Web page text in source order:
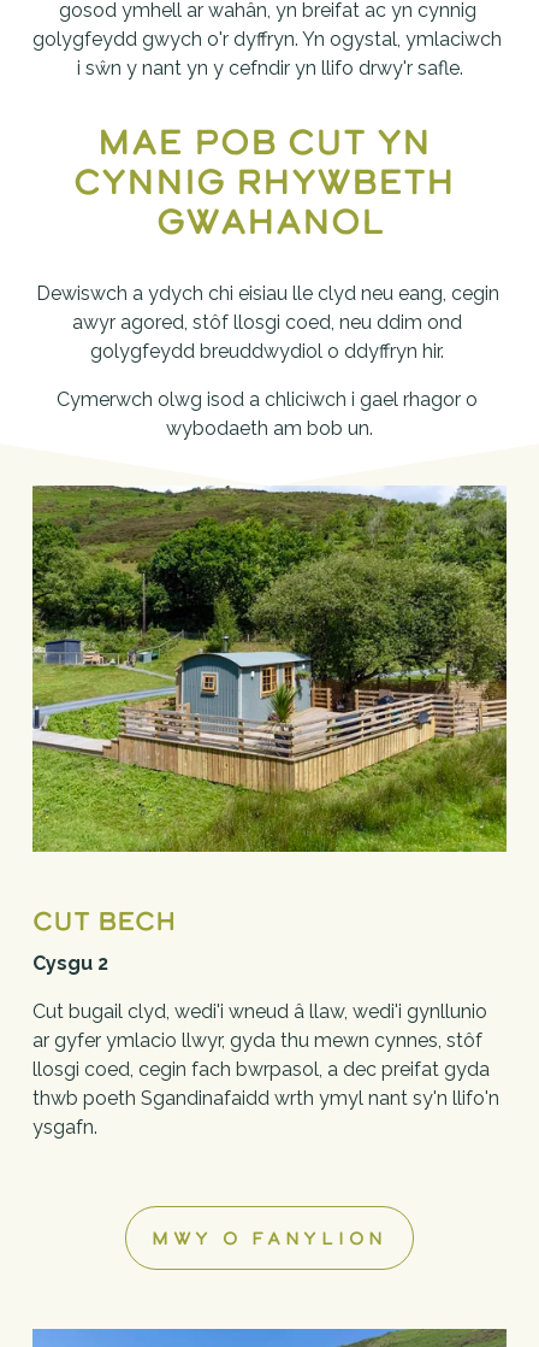
gosod ymhell ar wahân, yn breifat ac yn cynnig
golygfeydd gwych o'r dyffryn. Yn ogystal, ymlaciwch
i sŵn y nant yn y cefndir yn llifo drwy'r safle.
Mae pob cut yn
cynnig rhywbeth
gwahanol
Dewiswch a ydych chi eisiau lle clyd neu eang, cegin
awyr agored, stôf llosgi coed, neu ddim ond
golygfeydd breuddwydiol o ddyffryn hir.
Cymerwch olwg isod a chliciwch i gael rhagor o
wybodaeth am bob un.
Cut Bech
Cysgu 2
Cut bugail clyd, wedi'i wneud â llaw, wedi'i gynllunio
ar gyfer ymlacio llwyr, gyda thu mewn cynnes, stôf
llosgi coed, cegin fach bwrpasol, a dec preifat gyda
thwb poeth Sgandinafaidd wrth ymyl nant sy'n llifo'n
ysgafn.
MWY O FANYLION